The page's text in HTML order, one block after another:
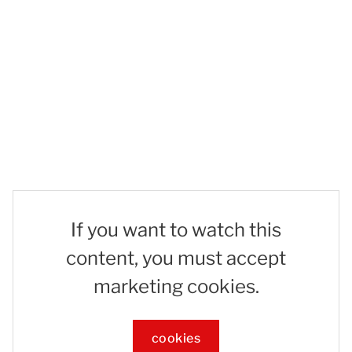
If you want to watch this
content, you must accept
marketing cookies.
cookies